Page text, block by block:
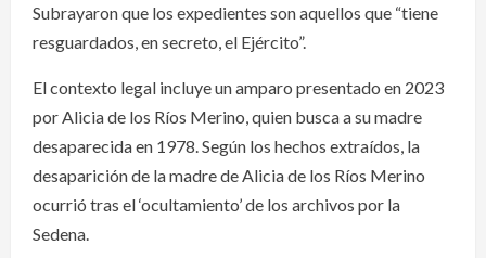
Subrayaron que los expedientes son aquellos que “tiene
resguardados, en secreto, el Ejército”.
El contexto legal incluye un amparo presentado en 2023
por Alicia de los Ríos Merino, quien busca a su madre
desaparecida en 1978. Según los hechos extraídos, la
desaparición de la madre de Alicia de los Ríos Merino
ocurrió tras el ‘ocultamiento’ de los archivos por la
Sedena.